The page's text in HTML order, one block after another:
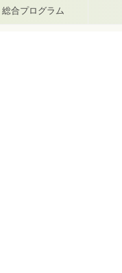
総合プログラム